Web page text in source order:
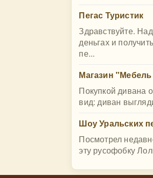
Пегас Туристик
Здравствуйте.
деньгах и
пе...
Магазин
Покупкой дивана
вид: диван
Шоу Уральских
Посмотрел
эту русофобку